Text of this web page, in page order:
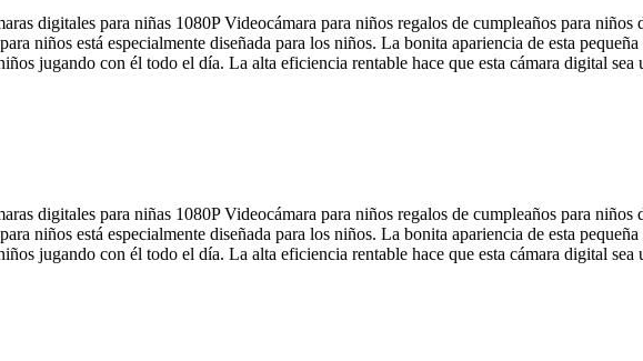
digitales para niñas 1080P Videocámara para niños regalos de cumpleaños para niños
niños está especialmente diseñada para los niños. La bonita apariencia de esta
jugando con él todo el día. La alta eficiencia rentable hace que esta cámara digital
digitales para niñas 1080P Videocámara para niños regalos de cumpleaños para niños
niños está especialmente diseñada para los niños. La bonita apariencia de esta
jugando con él todo el día. La alta eficiencia rentable hace que esta cámara digital